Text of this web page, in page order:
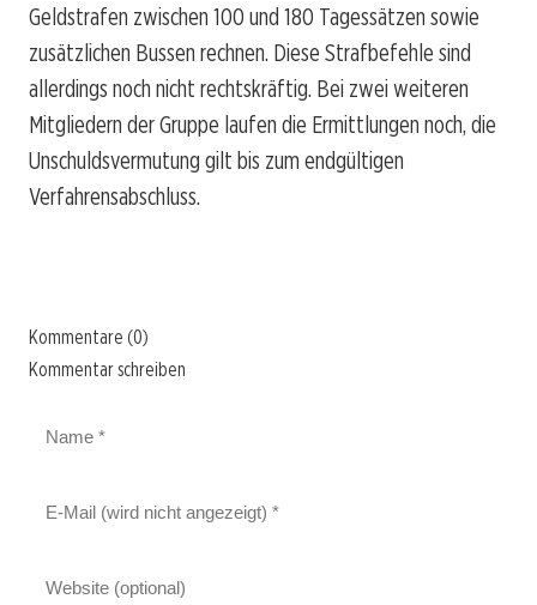
Geldstrafen zwischen 100 und 180 Tagessätzen sowie
zusätzlichen Bussen rechnen. Diese Strafbefehle sind
allerdings noch nicht rechtskräftig. Bei zwei weiteren
Mitgliedern der Gruppe laufen die Ermittlungen noch, die
Unschuldsvermutung gilt bis zum endgültigen
Verfahrensabschluss.
Kommentare (0)
Kommentar schreiben